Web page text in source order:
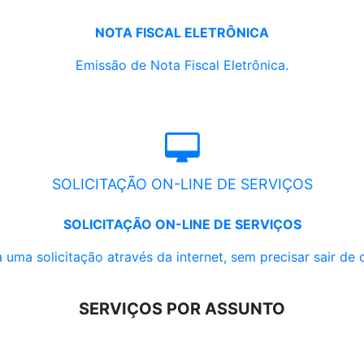
NOTA FISCAL ELETRÔNICA
Emissão de Nota Fiscal Eletrônica.
SOLICITAÇÃO ON-LINE DE SERVIÇOS
SOLICITAÇÃO ON-LINE DE SERVIÇOS
uma solicitação através da internet, sem precisar sair de
SERVIÇOS POR ASSUNTO